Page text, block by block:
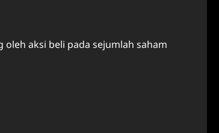
aksi beli pada sejumlah saham